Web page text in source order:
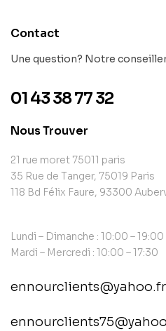
Contact
Une question? Notre
01 43 38 77 32
Nous Trouver
21 rue moret 75011 paris
35 Rue de Tanger, 75019 Paris
118 Bd Félix Faure, 93300
Lundi – Dimanche : 10:00 – 19:00
Mardi – Mercredi : 10:00 – 17:30
ennourclients@yahoo.fr